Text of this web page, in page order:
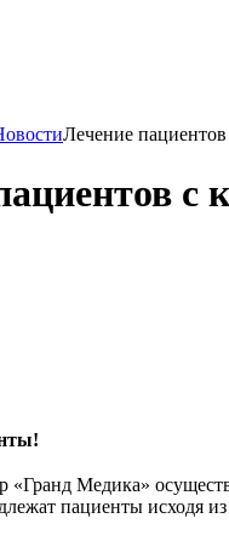
Лечение
с
Медика»
пациенты исходя